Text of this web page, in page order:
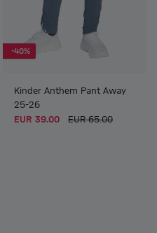
-40%
Kinder Anthem Pant Away
25-26
EUR 39.00
EUR 65.00